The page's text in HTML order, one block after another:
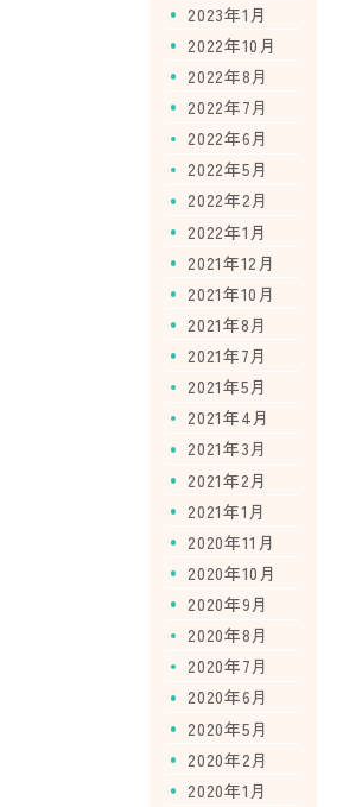
2023年1月
2022年10月
2022年8月
2022年7月
2022年6月
2022年5月
2022年2月
2022年1月
2021年12月
2021年10月
2021年8月
2021年7月
2021年5月
2021年4月
2021年3月
2021年2月
2021年1月
2020年11月
2020年10月
2020年9月
2020年8月
2020年7月
2020年6月
2020年5月
2020年2月
2020年1月